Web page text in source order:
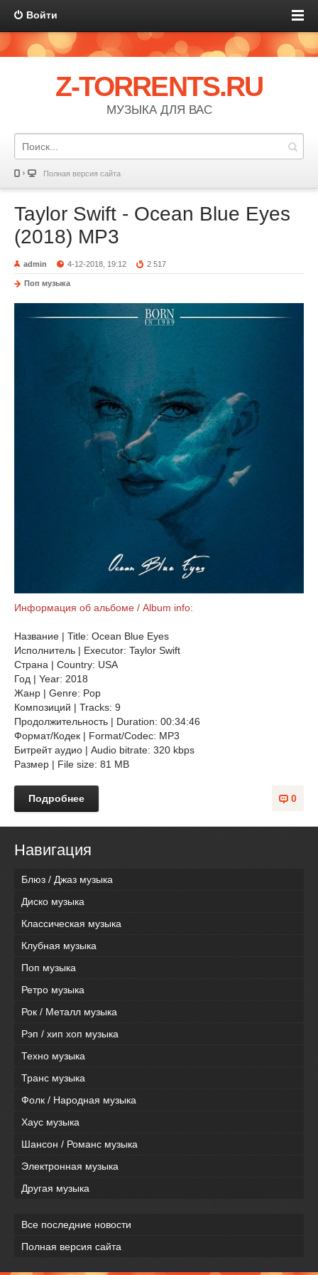
Войти
Z-TORRENTS.RU
МУЗЫКА ДЛЯ ВАС
Полная версия сайта
Taylor Swift - Ocean Blue Eyes
(2018) MP3
admin 4-12-2018, 19:12 2 517
Поп музыка
Информация об альбоме / Album info:
Название | Title: Ocean Blue Eyes
Исполнитель | Executor: Taylor Swift
Страна | Country: USA
Год | Year: 2018
Жанр | Genre: Pop
Композиций | Tracks: 9
Продолжительность | Duration: 00:34:46
Формат/Кодек | Format/Codec: MP3
Битрейт аудио | Audio bitrate: 320 kbps
Размер | File size: 81 MB
0
Подробнее
Навигация
Блюз / Джаз музыка
Диско музыка
Классическая музыка
Клубная музыка
Поп музыка
Ретро музыка
Рок / Металл музыка
Рэп / хип хоп музыка
Техно музыка
Транс музыка
Фолк / Народная музыка
Хаус музыка
Шансон / Романс музыка
Электронная музыка
Другая музыка
Все последние новости
Полная версия сайта